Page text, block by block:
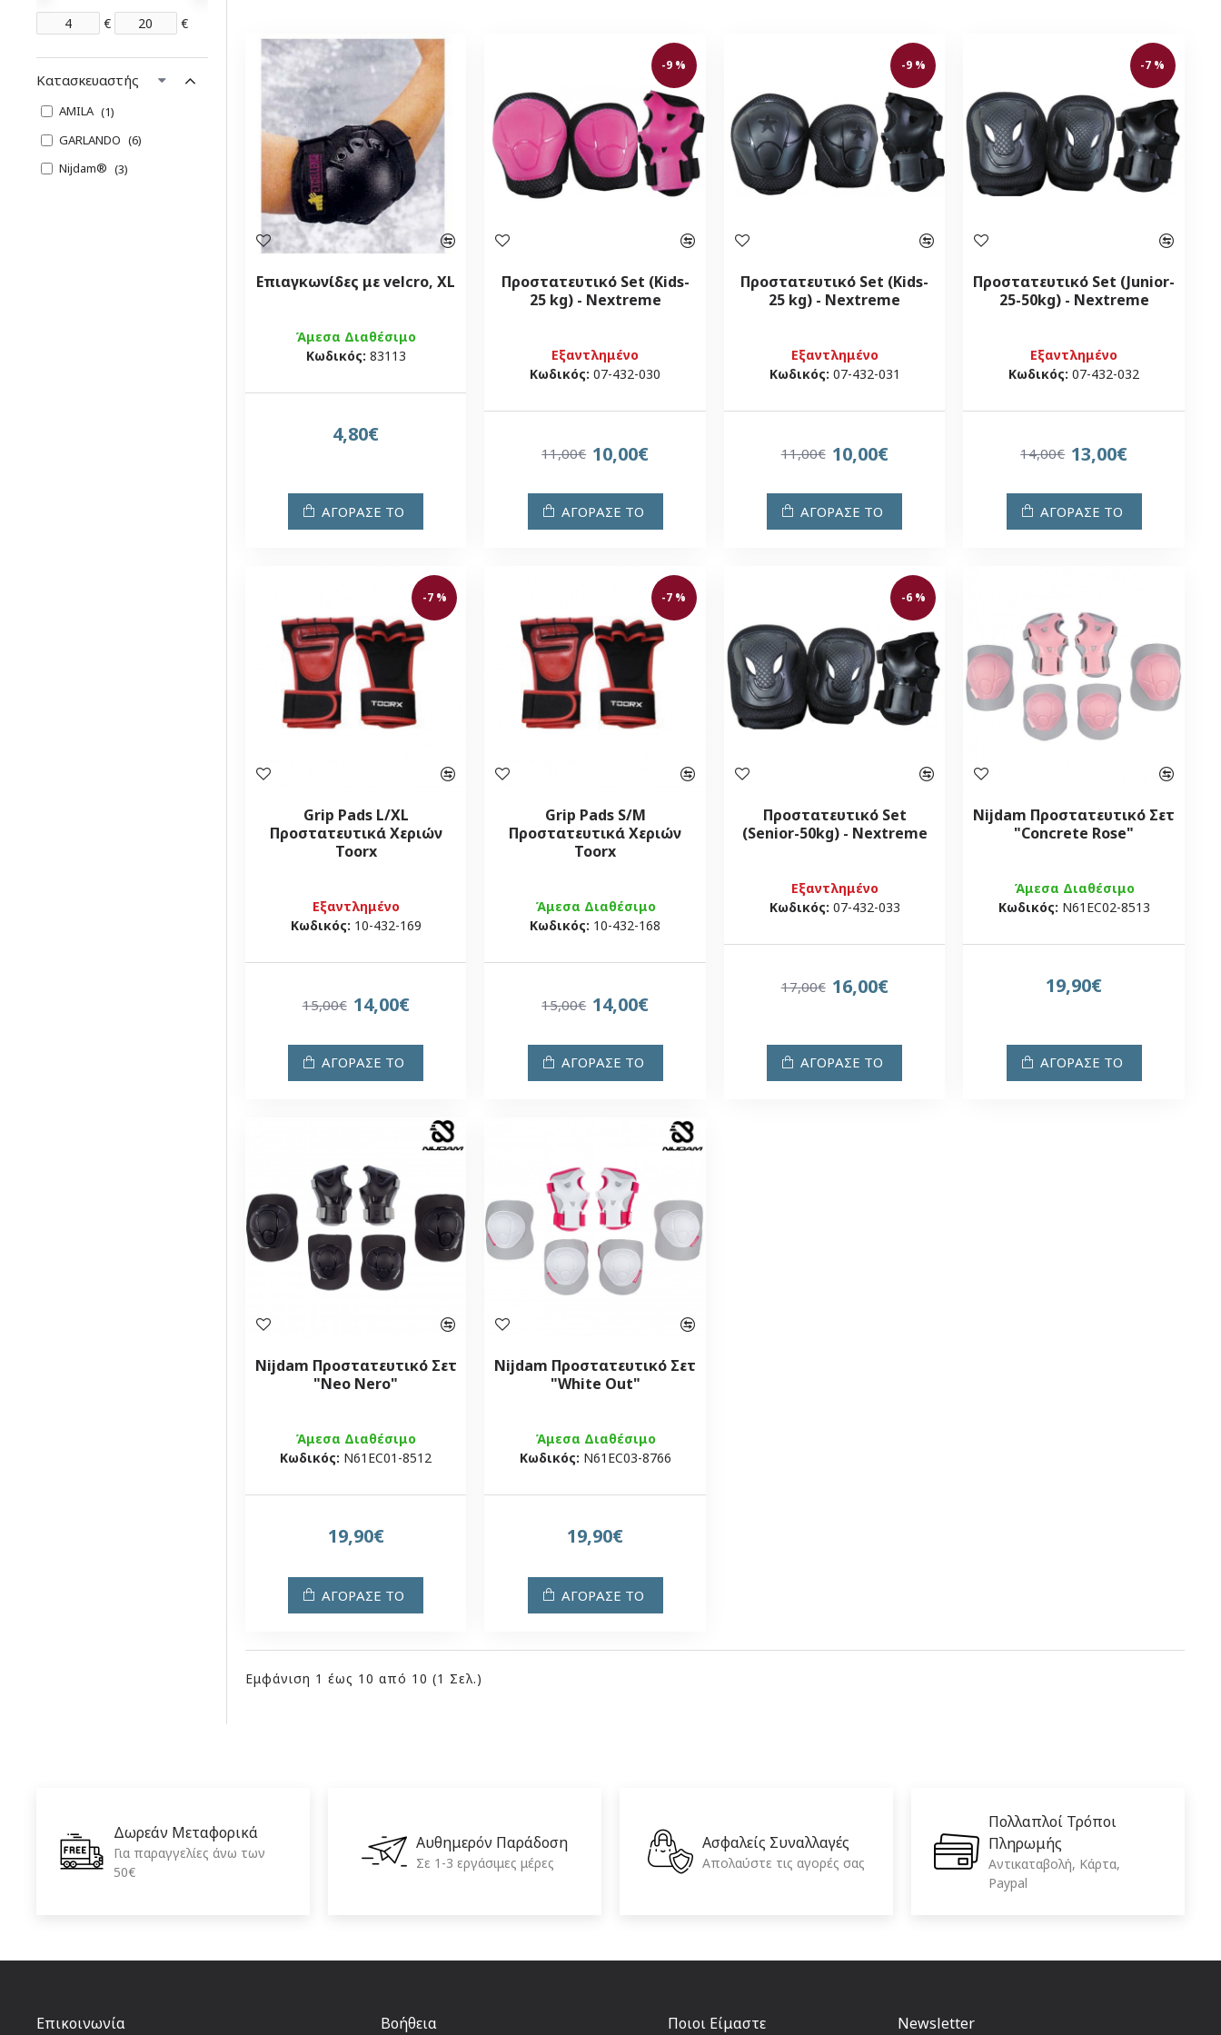
€ €
Κατασκευαστής
AMILA
1
GARLANDO
6
Nijdam®
3
Άμεσα Διαθέσιμο
Κωδικός: 83113
Επιαγκωνίδες με velcro, XL
4,80€
ΑΓΟΡΑΣΕ ΤΟ
-9 %
Εξαντλημένο
Κωδικός: 07-432-030
Προστατευτικό Set (Kids-
25 kg) - Nextreme
10,00€
11,00€
ΑΓΟΡΑΣΕ ΤΟ
-9 %
Εξαντλημένο
Κωδικός: 07-432-031
Προστατευτικό Set (Kids-
25 kg) - Nextreme
10,00€
11,00€
ΑΓΟΡΑΣΕ ΤΟ
-7 %
Εξαντλημένο
Κωδικός: 07-432-032
Προστατευτικό Set (Junior-
25-50kg) - Nextreme
13,00€
14,00€
ΑΓΟΡΑΣΕ ΤΟ
-7 %
Εξαντλημένο
Κωδικός: 10-432-169
Grip Pads L/XL
Προστατευτικά Χεριών
Toorx
14,00€
15,00€
ΑΓΟΡΑΣΕ ΤΟ
-7 %
Άμεσα Διαθέσιμο
Κωδικός: 10-432-168
Grip Pads S/M
Προστατευτικά Χεριών
Toorx
14,00€
15,00€
ΑΓΟΡΑΣΕ ΤΟ
-6 %
Εξαντλημένο
Κωδικός: 07-432-033
Προστατευτικό Set
(Senior-50kg) - Nextreme
16,00€
17,00€
ΑΓΟΡΑΣΕ ΤΟ
Άμεσα Διαθέσιμο
Κωδικός: N61EC02-8513
Nijdam Προστατευτικό Σετ
"Concrete Rose"
19,90€
ΑΓΟΡΑΣΕ ΤΟ
Άμεσα Διαθέσιμο
Κωδικός: N61EC01-8512
Nijdam Προστατευτικό Σετ
"Neo Nero"
19,90€
ΑΓΟΡΑΣΕ ΤΟ
Άμεσα Διαθέσιμο
Κωδικός: N61EC03-8766
Nijdam Προστατευτικό Σετ
"White Out"
19,90€
ΑΓΟΡΑΣΕ ΤΟ
Εμφάνιση 1 έως 10 από 10 (1 Σελ.)
Δωρεάν Μεταφορικά
Για παραγγελίες άνω των
50€
Αυθημερόν Παράδοση
Σε 1-3 εργάσιμες μέρες
Ασφαλείς Συναλλαγές
Απολαύστε τις αγορές σας
Πολλαπλοί Τρόποι
Πληρωμής
Aντικαταβολή, Κάρτα,
Paypal
Επικοινωνία Βοήθεια Ποιοι Είμαστε Newsletter